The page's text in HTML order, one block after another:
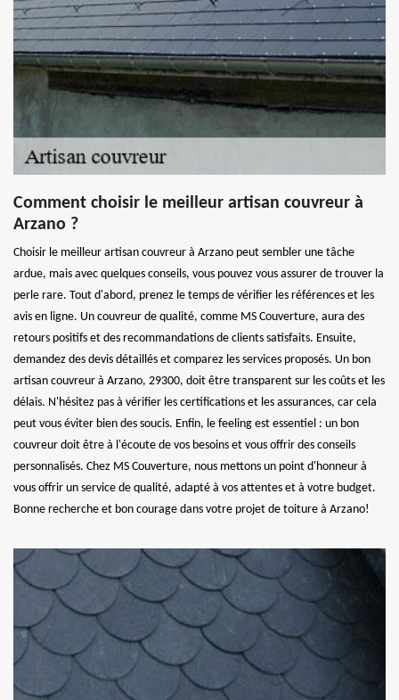
Comment choisir le meilleur artisan couvreur à
Arzano ?
Choisir le meilleur artisan couvreur à Arzano peut sembler une tâche
ardue, mais avec quelques conseils, vous pouvez vous assurer de trouver la
perle rare. Tout d'abord, prenez le temps de vérifier les références et les
avis en ligne. Un couvreur de qualité, comme MS Couverture, aura des
retours positifs et des recommandations de clients satisfaits. Ensuite,
demandez des devis détaillés et comparez les services proposés. Un bon
artisan couvreur à Arzano, 29300, doit être transparent sur les coûts et les
délais. N'hésitez pas à vérifier les certifications et les assurances, car cela
peut vous éviter bien des soucis. Enfin, le feeling est essentiel : un bon
couvreur doit être à l'écoute de vos besoins et vous offrir des conseils
personnalisés. Chez MS Couverture, nous mettons un point d'honneur à
vous offrir un service de qualité, adapté à vos attentes et à votre budget.
Bonne recherche et bon courage dans votre projet de toiture à Arzano!